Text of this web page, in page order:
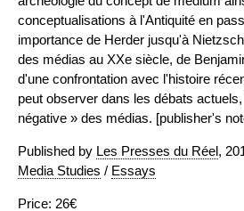
conceptualisations à l'Antiquité en
importance de Herder jusqu'à
des médias au XXe siècle, de
d'une confrontation avec l'histoire
peut observer dans les débats
négative » des médias. [publisher's
Published by Les Presses du Réel,
Media Studies / Essays
Price: 26€